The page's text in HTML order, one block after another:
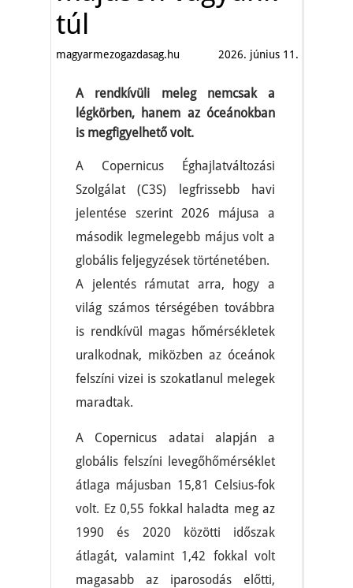
túl
magyarmezogazdasag.hu 2026. június 11.
A rendkívüli meleg nemcsak a
légkörben, hanem az óceánokban
is megfigyelhető volt.
A Copernicus Éghajlatváltozási
Szolgálat (C3S) legfrissebb havi
jelentése szerint 2026 májusa a
második legmelegebb május volt a
globális feljegyzések történetében.
A jelentés rámutat arra, hogy a
világ számos térségében továbbra
is rendkívül magas hőmérsékletek
uralkodnak, miközben az óceánok
felszíni vizei is szokatlanul melegek
maradtak.
A Copernicus adatai alapján a
globális felszíni levegőhőmérséklet
átlaga májusban 15,81 Celsius-fok
volt. Ez 0,55 fokkal haladta meg az
1990 és 2020 közötti időszak
átlagát, valamint 1,42 fokkal volt
magasabb az iparosodás előtti,